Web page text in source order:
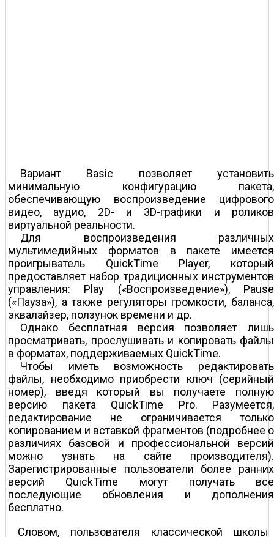
Вариант Basic позволяет установить
минимальную конфигурацию пакета,
обеспечивающую воспроизведение цифрового
видео, аудио, 2D- и 3D-графики и роликов
виртуальной реальности.
Для воспроизведения различных
мультимедийных форматов в пакете имеется
проигрыватель QuickTime Player, который
предоставляет набор традиционных инструментов
управления: Play («Воспроизведение»), Pause
(«Пауза»), а также регуляторы громкости, баланса,
эквалайзер, ползунок времени и др.
Однако бесплатная версия позволяет лишь
просматривать, прослушивать и копировать файлы
в форматах, поддерживаемых QuickTime.
Чтобы иметь возможность редактировать
файлы, необходимо приобрести ключ (серийный
номер), введя который вы получаете полную
версию пакета QuickTime Pro. Разумеется,
редактирование не ограничивается только
копированием и вставкой фрагментов (подробнее о
различиях базовой и профессиональной версий
можно узнать на сайте производителя).
Зарегистрированные пользователи более ранних
версий QuickTime могут получать все
последующие обновления и дополнения
бесплатно.
Словом, пользователя классической школы